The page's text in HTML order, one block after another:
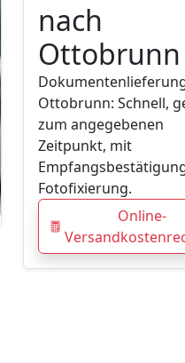
nach
Ottobrunn
Ottobrunn: Schnell,
zum angegebenen
Zeitpunkt, mit
Fotofixierung.
Online-